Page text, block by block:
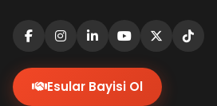
Esular Bayisi Ol